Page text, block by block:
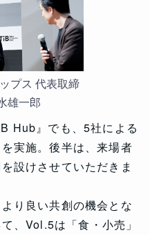
プス 代表取締
雄一郎
Hub』でも、5社による
実施。後半は、来場者
設けさせていただきま
り良い共創の機会とな
、Vol.5は「食・小売」